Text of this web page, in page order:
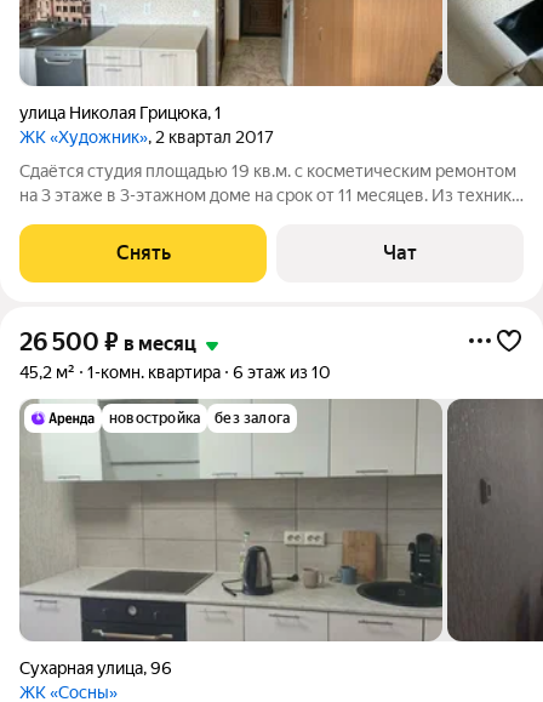
улица Николая Грицюка,1
ЖК «Художник», 2 квартал 2017
Сдаётся студия площадью 19 кв.м. с косметическим ремонтом
на 3 этаже в 3-этажном доме на срок от 11 месяцев. Из техники
Холодильник Посудомоечная машина Бойлер Дом -
панельный. Коммунальные услуги
Снять Чат
26 500 ₽ в месяц
45,2 м² 1-комн. квартира 6 этаж из 10
новостройка без залога
Сухарная улица,96
ЖК «Сосны»